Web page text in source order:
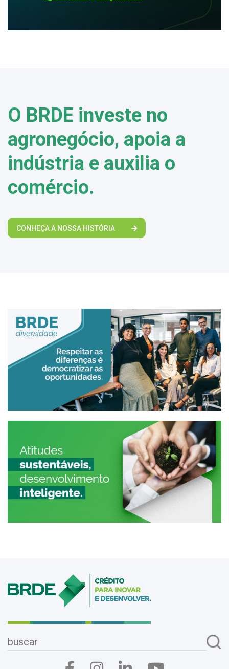
O BRDE investe no
agronegócio, apoia a
indústria e auxilia o
comércio.
CONHEÇA A NOSSA HISTÓRIA